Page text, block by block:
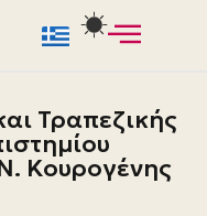
Τραπεζικής
Κουρογένης